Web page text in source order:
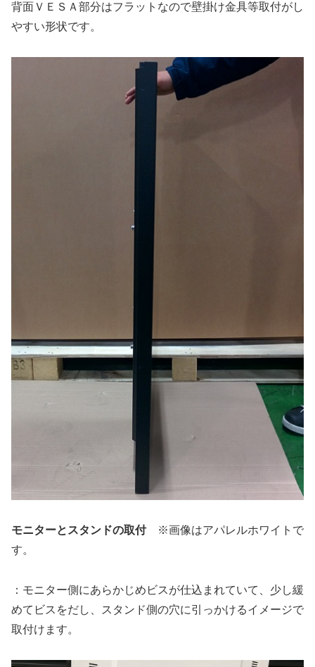
背面ＶＥＳＡ部分はフラットなので壁掛け金具等取付がし
やすい形状です。
モニターとスタンドの取付※画像はアパレルホワイトで
す。
：モニター側にあらかじめビスが仕込まれていて、少し緩
めてビスをだし、スタンド側の穴に引っかけるイメージで
取付けます。